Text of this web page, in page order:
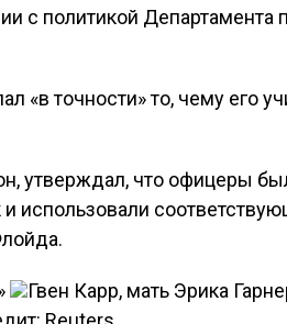
с политикой Департамента
«в точности» то, чему его
утверждал, что офицеры
использовали
Гвен Карр, мать Эрика